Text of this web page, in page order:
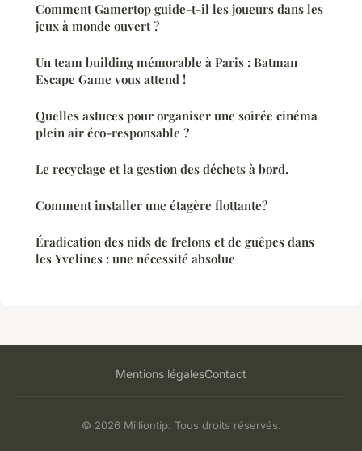
Comment Gamertop guide-t-il les joueurs dans les
jeux à monde ouvert ?
Un team building mémorable à Paris : Batman
Escape Game vous attend !
Quelles astuces pour organiser une soirée cinéma
plein air éco-responsable ?
Le recyclage et la gestion des déchets à bord.
Comment installer une étagère flottante?
Éradication des nids de frelons et de guêpes dans
les Yvelines : une nécessité absolue
Mentions légalesContact
© 2026 Milliontip. Tous droits réservés.